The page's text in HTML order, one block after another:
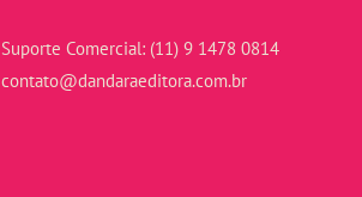
Suporte Comercial: (11) 9 1478 0814
contato@dandaraeditora.com.br